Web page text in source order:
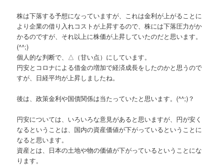
株は下落する予想になっていますが、これは金利が上がることに
より企業の借り入れコストが上昇するので、株には下落圧力がか
かるのですが、それ以上に株価が上昇していたのだと思います。
(^^;)
個人的な判断で、△（甘い点）にしています。
円安とコロナによる借金の増加で経済成長をしたのかと思うので
すが、日経平均が上昇しましたね。
後は、政策金利や国債関係は当たっていたと思います。(^^;)？
円安については、いろいろな意見があると思いますが、円が安く
なるということは、国内の資産価値が下がっているということに
なると思います。
資産とは、日本の土地や物の価値が下がっているということにな
ります。